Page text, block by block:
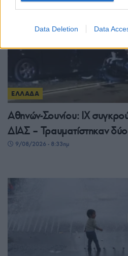
Data Deletion Data
ΕΛΛΑΔΑ
Αθηνών-Σουνίου: ΙΧ
ΔΙΑΣ – Τραυματίστηκαν δύο
9/08/2026 - 8:33πμ